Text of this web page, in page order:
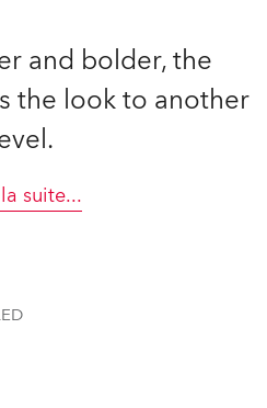
and bolder, the
the look to another
suite...